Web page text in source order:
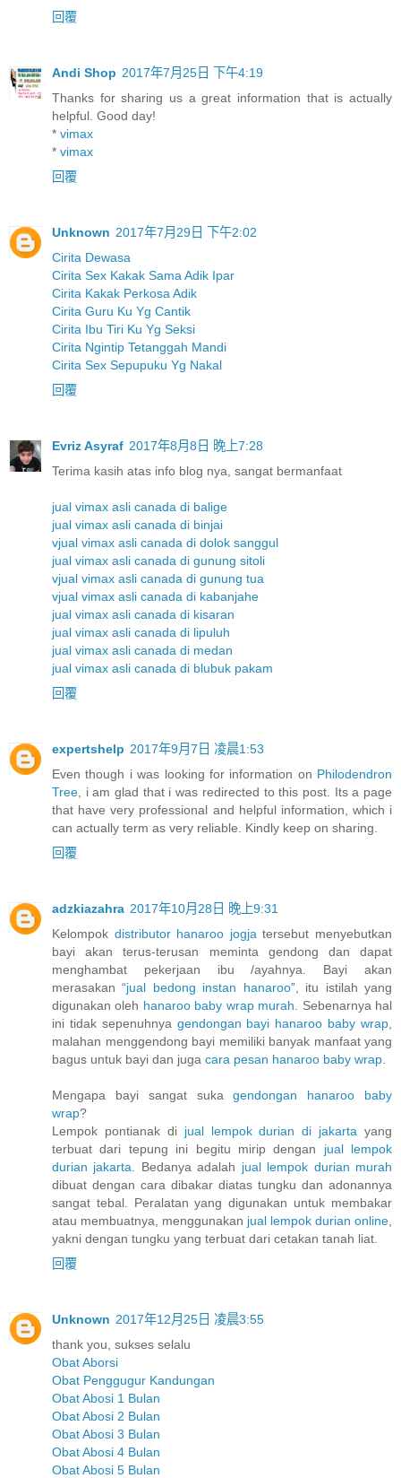
回覆
Andi Shop 2017年7月25日 下午4:19
Thanks for sharing us a great information that is actually
helpful. Good day!
* vimax
* vimax
回覆
Unknown 2017年7月29日 下午2:02
Cirita Dewasa
Cirita Sex Kakak Sama Adik Ipar
Cirita Kakak Perkosa Adik
Cirita Guru Ku Yg Cantik
Cirita Ibu Tiri Ku Yg Seksi
Cirita Ngintip Tetanggah Mandi
Cirita Sex Sepupuku Yg Nakal
回覆
Evriz Asyraf 2017年8月8日 晚上7:28
Terima kasih atas info blog nya, sangat bermanfaat
jual vimax asli canada di balige
jual vimax asli canada di binjai
vjual vimax asli canada di dolok sanggul
jual vimax asli canada di gunung sitoli
vjual vimax asli canada di gunung tua
vjual vimax asli canada di kabanjahe
jual vimax asli canada di kisaran
jual vimax asli canada di lipuluh
jual vimax asli canada di medan
jual vimax asli canada di blubuk pakam
回覆
expertshelp 2017年9月7日 凌晨1:53
Even though i was looking for information on Philodendron
Tree , i am glad that i was redirected to this post. Its a page
that have very professional and helpful information, which i
can actually term as very reliable. Kindly keep on sharing.
回覆
adzkiazahra 2017年10月28日 晚上9:31
Kelompok distributor hanaroo jogja tersebut menyebutkan
bayi akan terus-terusan meminta gendong dan dapat
menghambat pekerjaan ibu /ayahnya. Bayi akan
merasakan “jual bedong instan hanaroo”, itu istilah yang
digunakan oleh hanaroo baby wrap murah . Sebenarnya hal
ini tidak sepenuhnya gendongan bayi hanaroo baby wrap
malahan menggendong bayi memiliki banyak manfaat yang
bagus untuk bayi dan juga cara pesan hanaroo baby wrap
Mengapa bayi sangat sukagendongan hanaroo baby
wrap?
Lempok pontianak di jual lempok durian di jakarta yang
terbuat dari tepung ini begitu mirip dengan jual lempok
durian jakarta . Bedanya adalah jual lempok durian murah
dibuat dengan cara dibakar diatas tungku dan adonannya
sangat tebal. Peralatan yang digunakan untuk membakar
atau membuatnya, menggunakan jual lempok durian online
yakni dengan tungku yang terbuat dari cetakan tanah liat.
回覆
Unknown 2017年12月25日 凌晨3:55
thank you, sukses selalu
Obat Aborsi
Obat Penggugur Kandungan
Obat Abosi 1 Bulan
Obat Abosi 2 Bulan
Obat Abosi 3 Bulan
Obat Abosi 4 Bulan
Obat Abosi 5 Bulan